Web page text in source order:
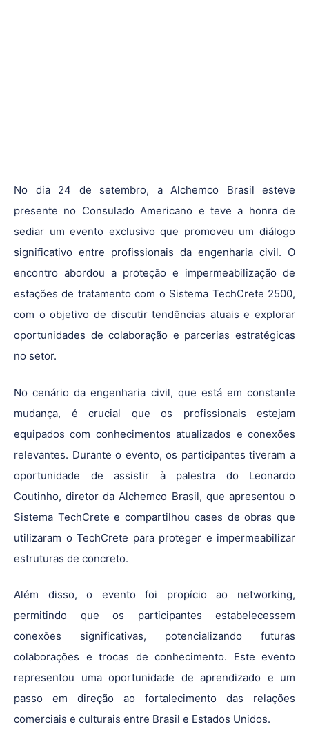
No dia 24 de setembro, a Alchemco Brasil esteve
presente no Consulado Americano e teve a honra de
sediar um evento exclusivo que promoveu um diálogo
significativo entre profissionais da engenharia civil. O
encontro abordou a proteção e impermeabilização de
estações de tratamento com o Sistema TechCrete 2500,
com o objetivo de discutir tendências atuais e explorar
oportunidades de colaboração e parcerias estratégicas
no setor.
No cenário da engenharia civil, que está em constante
mudança, é crucial que os profissionais estejam
equipados com conhecimentos atualizados e conexões
relevantes. Durante o evento, os participantes tiveram a
oportunidade de assistir à palestra do Leonardo
Coutinho, diretor da Alchemco Brasil, que apresentou o
Sistema TechCrete e compartilhou cases de obras que
utilizaram o TechCrete para proteger e impermeabilizar
estruturas de concreto.
Além disso, o evento foi propício ao networking,
permitindo que os participantes estabelecessem
conexões significativas, potencializando futuras
colaborações e trocas de conhecimento. Este evento
representou uma oportunidade de aprendizado e um
passo em direção ao fortalecimento das relações
comerciais e culturais entre Brasil e Estados Unidos.